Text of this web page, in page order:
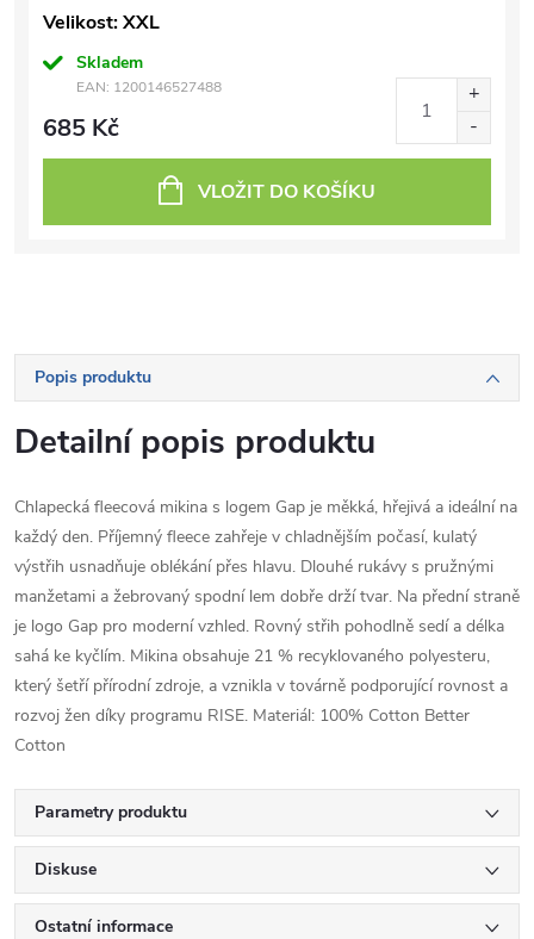
Velikost: XXL
Skladem
EAN: 1200146527488
685 Kč
VLOŽIT DO KOŠÍKU
Popis produktu
Detailní popis produktu
Chlapecká fleecová mikina s logem Gap je měkká, hřejivá a ideální na
každý den. Příjemný fleece zahřeje v chladnějším počasí, kulatý
výstřih usnadňuje oblékání přes hlavu. Dlouhé rukávy s pružnými
manžetami a žebrovaný spodní lem dobře drží tvar. Na přední straně
je logo Gap pro moderní vzhled. Rovný střih pohodlně sedí a délka
sahá ke kyčlím. Mikina obsahuje 21 % recyklovaného polyesteru,
který šetří přírodní zdroje, a vznikla v továrně podporující rovnost a
rozvoj žen díky programu RISE. Materiál: 100% Cotton Better
Cotton
Parametry produktu
Diskuse
Ostatní informace